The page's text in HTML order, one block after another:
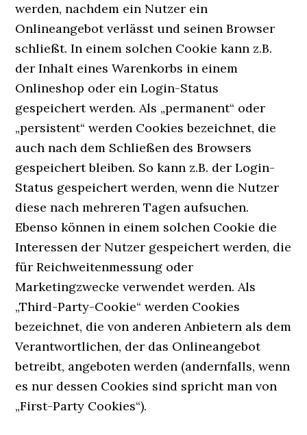
werden, nachdem ein Nutzer ein
Onlineangebot verlässt und seinen Browser
schließt. In einem solchen Cookie kann z.B.
der Inhalt eines Warenkorbs in einem
Onlineshop oder ein Login-Status
gespeichert werden. Als „permanent“ oder
„persistent“ werden Cookies bezeichnet, die
auch nach dem Schließen des Browsers
gespeichert bleiben. So kann z.B. der Login-
Status gespeichert werden, wenn die Nutzer
diese nach mehreren Tagen aufsuchen.
Ebenso können in einem solchen Cookie die
Interessen der Nutzer gespeichert werden, die
für Reichweitenmessung oder
Marketingzwecke verwendet werden. Als
„Third-Party-Cookie“ werden Cookies
bezeichnet, die von anderen Anbietern als dem
Verantwortlichen, der das Onlineangebot
betreibt, angeboten werden (andernfalls, wenn
es nur dessen Cookies sind spricht man von
„First-Party Cookies“).